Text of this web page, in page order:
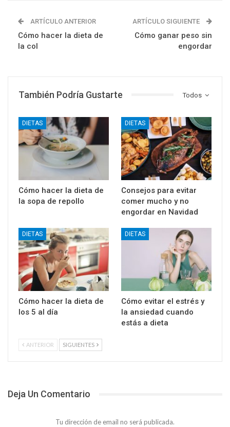
ARTÍCULO ANTERIOR
Cómo hacer la dieta de
la col
ARTÍCULO SIGUIENTE
Cómo ganar peso sin
engordar
Todos
También Podría Gustarte
DIETAS
Cómo hacer la dieta de
la sopa de repollo
DIETAS
Consejos para evitar
comer mucho y no
engordar en Navidad
DIETAS
Cómo hacer la dieta de
los 5 al día
DIETAS
Cómo evitar el estrés y
la ansiedad cuando
estás a dieta
ANTERIOR SIGUIENTES
Deja Un Comentario
Tu dirección de email no será publicada.